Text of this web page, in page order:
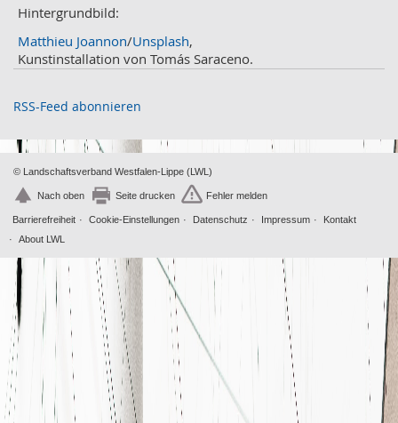
November 2
Oktober
September 2
August
Mai 2
Februar
Januar 1
2019
Dezember 2
November 2
Oktober
Hintergrundbild:
Matthieu Joannon/Unsplash,
Kunstinstallation von Tomás Saraceno.
RSS-Feed abonnieren
© Landschaftsverband Westfalen-Lippe (LWL)
Nach oben Seite drucken Fehler melden
Barrierefreiheit Cookie-Einstellungen Datenschutz Impressum
Kontakt
About LWL